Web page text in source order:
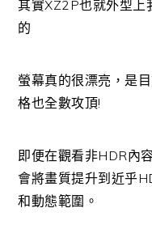
其實XZ2P也就外型上
的
螢幕真的很漂亮，是
格也全數攻頂!
即便在觀看非HDR內
會將畫質提升到近乎
和動態範圍。